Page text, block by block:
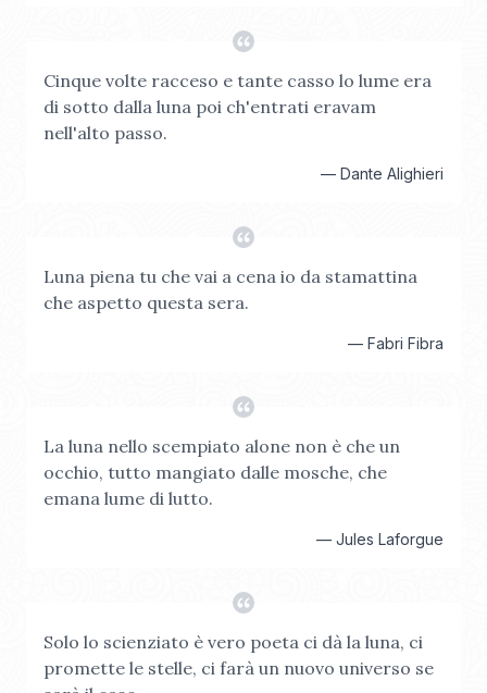
Cinque volte racceso e tante casso lo lume era
di sotto dalla luna poi ch'entrati eravam
nell'alto passo.
— Dante Alighieri
Luna piena tu che vai a cena io da stamattina
che aspetto questa sera.
— Fabri Fibra
La luna nello scempiato alone non è che un
occhio, tutto mangiato dalle mosche, che
emana lume di lutto.
— Jules Laforgue
Solo lo scienziato è vero poeta ci dà la luna, ci
promette le stelle, ci farà un nuovo universo se